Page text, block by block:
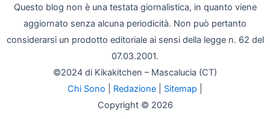
Questo blog non è una testata giornalistica, in quanto viene
aggiornato senza alcuna periodicità. Non può pertanto
considerarsi un prodotto editoriale ai sensi della legge n. 62 del
07.03.2001.
©2024 di Kikakitchen – Mascalucia (CT)
Chi Sono
Redazione Sitemap
Copyright © 2026